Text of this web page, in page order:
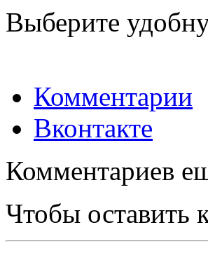
Выберите
Комментарии
Вконтакте
Комментариев
Чтобы оставить